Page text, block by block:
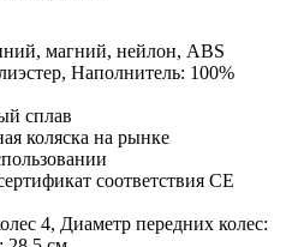
магний, нейлон, ABS
Наполнитель: 100%
сплав
коляска на рынке
соответствия СЕ
4, Диаметр передних колес: